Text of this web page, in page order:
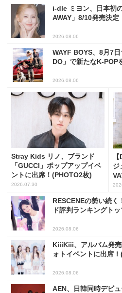
i-dle ミヨン、日本初
AWAY」8/10発売決定
2026.08.06
WAYF BOYS、8月7
DO」で新たなK-POP
2026.08.06
Stray Kids リノ、ブランド
「GUCCI」ポップアップイベ
ントに出席！(PHOTO2枚)
2026.07.30
ジ
イ
RESCENEの勢い続
ド評判ランキングト
2026.08.06
KiiiKiii、アルバム発
ォトイベントに出席
2026.08.06
AEN、日韓同時デビ